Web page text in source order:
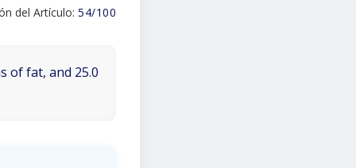
del Artículo: 54/100
of fat, and 25.0